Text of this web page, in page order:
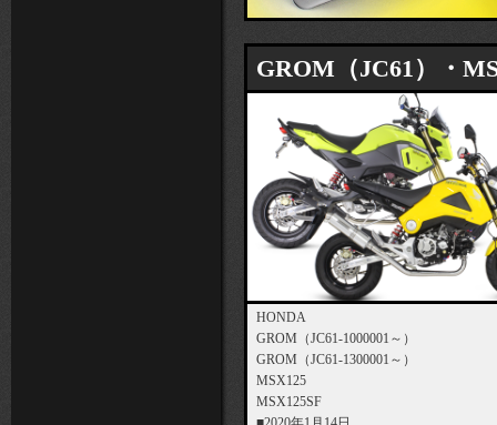
GROM（JC61）・
HONDA
GROM（JC61-1000001～）
GROM（JC61-1300001～）
MSX125
MSX125SF